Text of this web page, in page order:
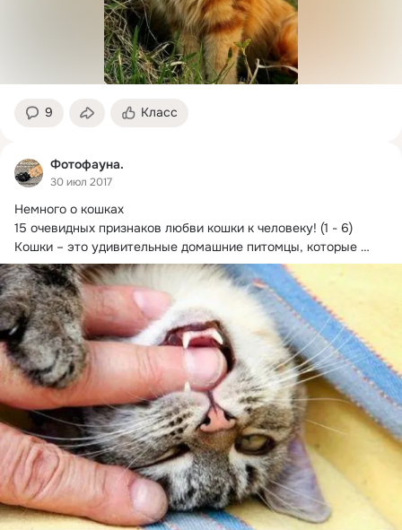
9 Класс
Фотофауна.
30 июл 2017
Немного о кошках
15 очевидных признаков любви кошки к человеку! (1 - 6)
Кошки – это удивительные домашние питомцы, которые
невероятно...